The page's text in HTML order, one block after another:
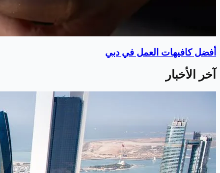
أفضل كافيهات العمل في دبي
آخر الأخبار